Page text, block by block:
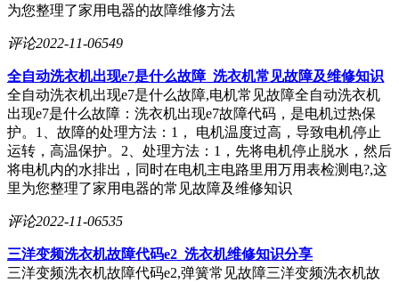
为您整理了家用电器的故障维修方法
评论2022-11-06549
全自动洗衣机出现e7是什么故障_洗衣机常见故障及维修知识
全自动洗衣机出现e7是什么故障,电机常见故障全自动洗衣机
出现e7是什么故障：洗衣机出现e7故障代码，是电机过热保
护。1、故障的处理方法：1， 电机温度过高，导致电机停止
运转，高温保护。2、处理方法：1，先将电机停止脱水，然后
将电机内的水排出，同时在电机主电路里用万用表检测电?,这
里为您整理了家用电器的常见故障及维修知识
评论2022-11-06535
三洋变频洗衣机故障代码e2_洗衣机维修知识分享
三洋变频洗衣机故障代码e2,弹簧常见故障三洋变频洗衣机故